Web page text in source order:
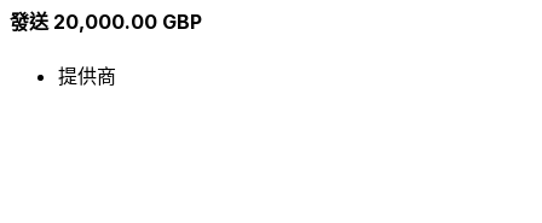
發送 20,000.00 GBP
提供商